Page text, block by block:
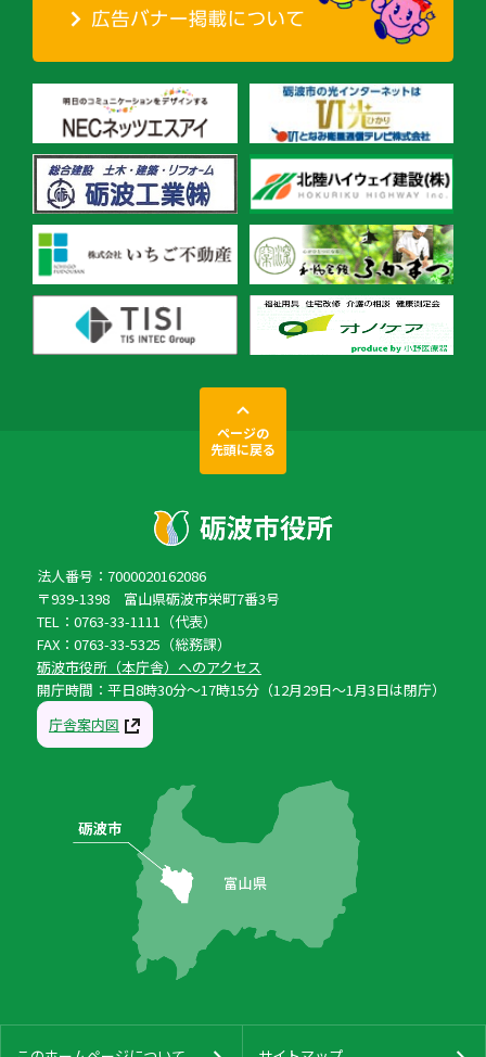
ページの
先頭に戻る
法人番号：7000020162086
〒939-1398 富山県砺波市栄町7番3号
TEL：0763-33-1111（代表）
FAX：0763-33-5325（総務課）
砺波市役所（本庁舎）へのアクセス
開庁時間：平日8時30分〜17時15分（12月29日〜1月3日は閉庁）
庁舎案内図